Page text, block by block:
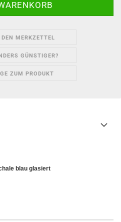
DEN MERKZETTEL
GÜNSTIGER?
ZUM PRODUKT
blau glasiert